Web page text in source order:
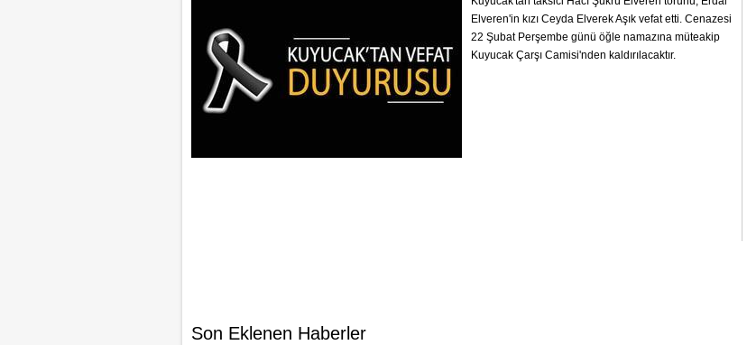
Elveren'in kızı Ceyda Elverek Aşık vefat etti. Cenazesi
22 Şubat Perşembe günü öğle namazına müteakip
Kuyucak Çarşı Camisi'nden kaldırılacaktır.
Son Eklenen Haberler